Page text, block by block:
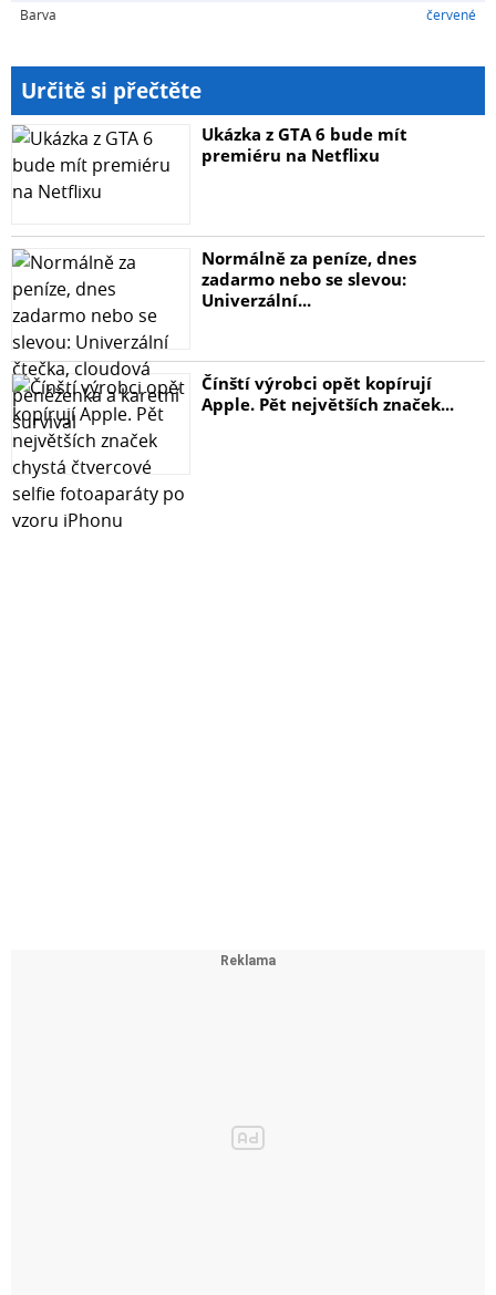
Barva
červené
Určitě si přečtěte
Ukázka z GTA 6 bude mít
premiéru na Netflixu
Normálně za peníze, dnes
zadarmo nebo se slevou:
Univerzální...
Čínští výrobci opět kopírují
Apple. Pět největších značek...